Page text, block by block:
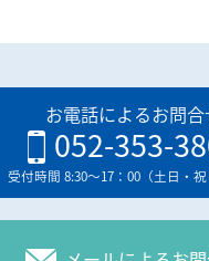
お電話によるお問合
052-353-
受付時間 8:30〜17：00（土日・祝